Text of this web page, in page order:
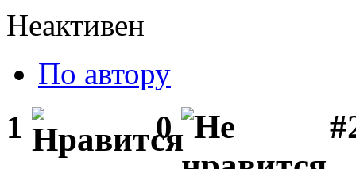
Неактивен
По автору
1 0